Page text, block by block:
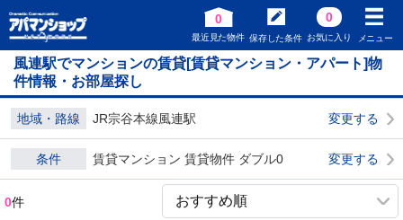
0
最近見た物件 保存した条件
0
お気に入り メニュー
風連駅でマンションの賃貸[賃貸マンション・アパート]物
件情報・お部屋探し
地域・路線 JR宗谷本線風連駅 変更する
条件 賃貸マンション 賃貸物件 ダブル0 変更する
0件